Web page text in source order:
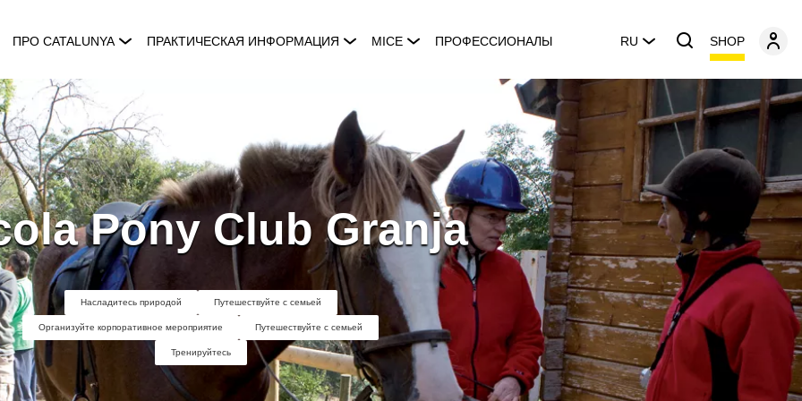
ПРО CATALUNYA ПРАКТИЧЕСКАЯ ИНФОРМАЦИЯ MICE ПРОФЕССИОНАЛЫ RU SHOP
Pony Club Granja
Насладитесь природой Путешествуйте с семьей
Организуйте корпоративное мероприятие Путешествуйте с семьей
Тренируйтесь